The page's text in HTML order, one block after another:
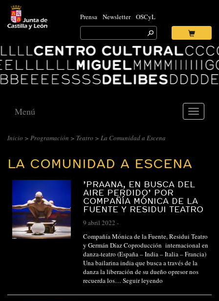
Prensa Newsletter OSCyL
Search
for:
Ok
Centro
Cultural
Miguel
Delibes
Toggle
Menú
CENTRO
MIGUEL
DELIBES
::
ARCHIVO
Inicio > Programación > Teatro > La Comunidad a Escena
LA COMUNIDAD A ESCENA
’PRAANA, EN BUSCA DEL
AIRE PERDIDO’ POR
COMPAÑÍA MÓNICA DE LA
FUENTE Y RESIDUI TEATRO
9 abril 2022 -
Compañía Mónica de la Fuente, Residui Teatro
y Germán Díaz Coproducción internacional en
danza-teatro (España – India – Italia – Francia)
Una bailarina india que busca a través de la
danza la liberación de su dueño opresor nos
recuerda los… Seguir leyendo